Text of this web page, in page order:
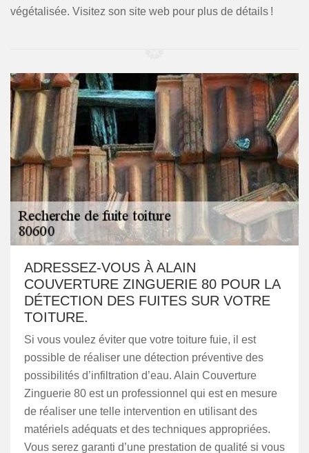
végétalisée. Visitez son site web pour plus de détails !
ADRESSEZ-VOUS À ALAIN
COUVERTURE ZINGUERIE 80 POUR LA
DÉTECTION DES FUITES SUR VOTRE
TOITURE.
Si vous voulez éviter que votre toiture fuie, il est
possible de réaliser une détection préventive des
possibilités d’infiltration d’eau. Alain Couverture
Zinguerie 80 est un professionnel qui est en mesure
de réaliser une telle intervention en utilisant des
matériels adéquats et des techniques appropriées.
Vous serez garanti d’une prestation de qualité si vous